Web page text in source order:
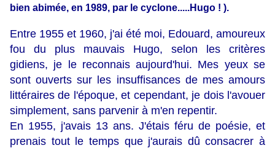
bien abimée, en 1989, par le cyclone.....Hugo ! ).
Entre 1955 et 1960, j'ai été moi, Edouard, amoureux
fou du plus mauvais Hugo, selon les critères
gidiens, je le reconnais aujourd'hui. Mes yeux se
sont ouverts sur les insuffisances de mes amours
littéraires de l'époque, et cependant, je dois l'avouer
simplement, sans parvenir à m'en repentir.
En 1955, j'avais 13 ans. J'étais féru de poésie, et
prenais tout le temps que j'aurais dû consacrer à